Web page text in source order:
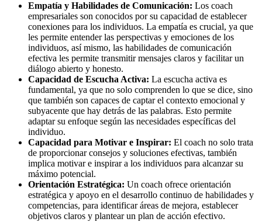
Empatía y Habilidades de Comunicación: Los coach
empresariales son conocidos por su capacidad de establecer
conexiones para los individuos. La empatía es crucial, ya que
les permite entender las perspectivas y emociones de los
individuos, así mismo, las habilidades de comunicación
efectiva les permite transmitir mensajes claros y facilitar un
diálogo abierto y honesto.
Capacidad de Escucha Activa: La escucha activa es
fundamental, ya que no solo comprenden lo que se dice, sino
que también son capaces de captar el contexto emocional y
subyacente que hay detrás de las palabras. Esto permite
adaptar su enfoque según las necesidades específicas del
individuo.
Capacidad para Motivar e Inspirar: El coach no solo trata
de proporcionar consejos y soluciones efectivas, también
implica motivar e inspirar a los individuos para alcanzar su
máximo potencial.
Orientación Estratégica: Un coach ofrece orientación
estratégica y apoyo en el desarrollo continuo de habilidades y
competencias, para identificar áreas de mejora, establecer
objetivos claros y plantear un plan de acción efectivo.